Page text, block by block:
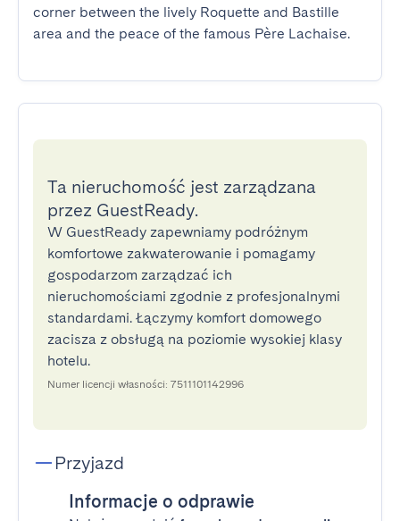
corner between the lively Roquette and Bastille
area and the peace of the famous Père Lachaise.
Ta nieruchomość jest zarządzana
przez GuestReady.
W GuestReady zapewniamy podróżnym
komfortowe zakwaterowanie i pomagamy
gospodarzom zarządzać ich
nieruchomościami zgodnie z profesjonalnymi
standardami. Łączymy komfort domowego
zacisza z obsługą na poziomie wysokiej klasy
hotelu.
Numer licencji własności: 7511101142996
Przyjazd
Informacje o odprawie